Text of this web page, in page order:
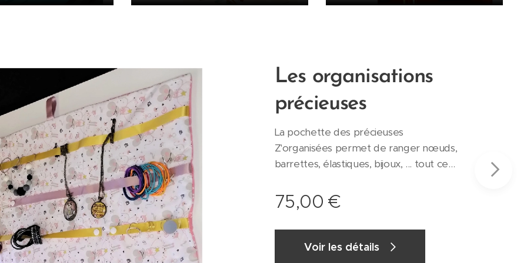
Les organisations
précieuses
La pochette des précieuses
Z'organisées permet de ranger nœuds,
barrettes, élastiques, bijoux, ... tout ce
ranger, organiser facilement. A la
maison ou en voyage, terminé les
bijoux emmêlés, les bacs de chouchous
tout moches et les jolis petits nœuds
75,00 €
Voir les détails